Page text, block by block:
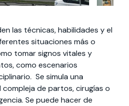
las técnicas, habilidades y el
situaciones más o
tomar signos vitales y
como escenarios
Se simula una
de partos, cirugías o
Se puede hacer de